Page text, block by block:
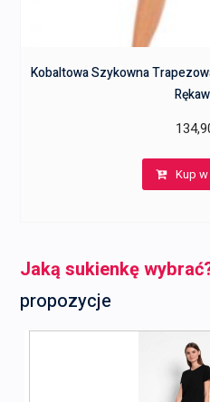
Kobaltowa Szykowna
Kup
Jaką sukienkę
propozycje